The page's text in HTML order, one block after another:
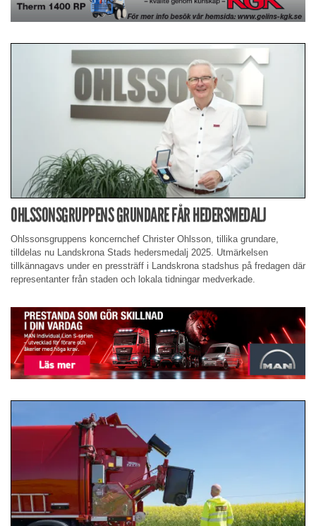
OHLSSONSGRUPPENS GRUNDARE FÅR HEDERSMEDALJ
Ohlssonsgruppens koncernchef Christer Ohlsson, tillika grundare,
tilldelas nu Landskrona Stads hedersmedalj 2025. Utmärkelsen
tillkännagavs under en pressträff i Landskrona stadshus på fredagen där
representanter från staden och lokala tidningar medverkade.